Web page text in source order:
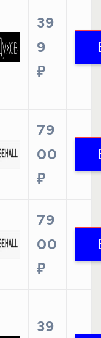
39
9
₽
79
00
₽
79
00
₽
39